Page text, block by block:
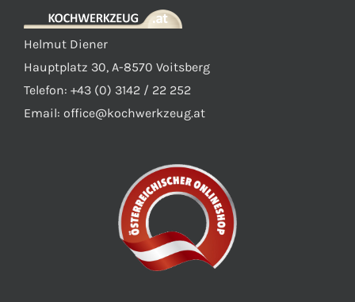
Helmut Diener
Hauptplatz 30, A-8570 Voitsberg
Telefon: +43 (0) 3142 / 22 252
Email: office@kochwerkzeug.at